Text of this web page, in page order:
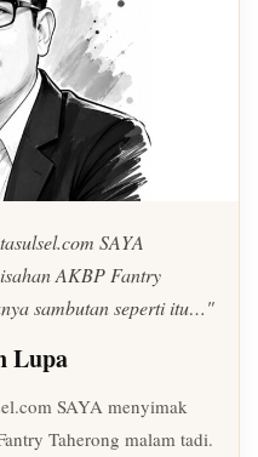
SAYA
AKBP Fantry
sambutan seperti itu…"
Lupa
SAYA menyimak
Taherong malam tadi.